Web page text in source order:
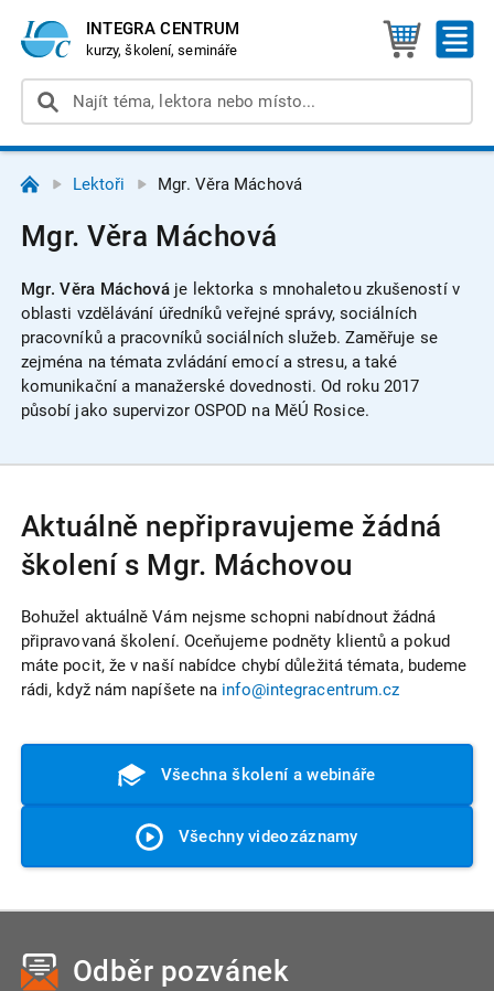
INTEGRA CENTRUM
kurzy, školení, semináře
Lektoři Mgr. Věra Máchová
Mgr. Věra Máchová
Mgr. Věra Máchová je ektorka s mnohaletou zkušeností v
oblasti vzdělávání úředníků veřejné správy, sociálních
pracovníků a pracovníků sociálních služeb. Zaměřuje se
zejména na témata zvládání emocí a stresu, a také
komunikační a manažerské dovednosti. Od roku 2017
působí jako supervizor OSPOD na MěÚ Rosice.
Aktuálně nepřipravujeme žádná
školení s Mgr. Máchovou
Bohužel aktuálně Vám nejsme schopni nabídnout žádná
připravovaná školení. Oceňujeme podněty klientů a pokud
máte pocit, že v naší nabídce chybí důležitá témata, budeme
rádi, když nám napíšete na info@integracentrum.cz
Všechna školení a webináře
Všechny videozáznamy
Odběr pozvánek